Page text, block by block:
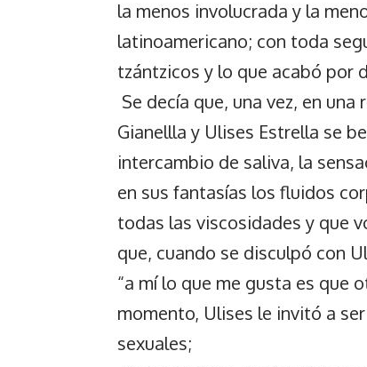
la menos involucrada y la
latinoamericano; con toda
tzántzicos y lo que acabó por
Se decía que, una vez, en
Gianellla y Ulises Estrella se
intercambio de saliva, la
en sus fantasías los fluidos
todas las viscosidades y que
que, cuando se disculpó con
“a mí lo que me gusta es que
momento, Ulises le invitó a
sexuales;